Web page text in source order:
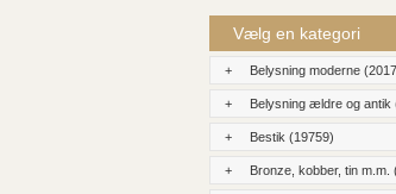
Vælg en kategori
+ Belysning moderne
+ Belysning ældre og antik
+ Bestik (19759)
+ Bronze, kobber, tin m.m.